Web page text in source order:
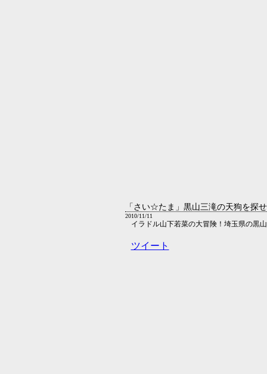
「さい☆たま」黒山三滝の天狗を探
2010/11/11
イラドル山下若菜の大冒険！埼玉県の黒
ツイート